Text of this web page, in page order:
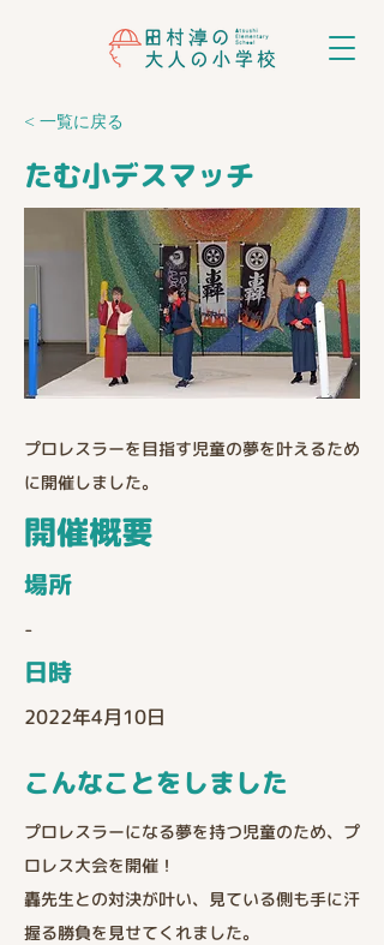
< 一覧に戻る
たむ小デスマッチ
プロレスラーを目指す児童の夢を叶えるため
に開催しました。
開催概要
場所
-
​日時
2022年4月10日
こんなことをしました
プロレスラーになる夢を持つ児童のため、プ
ロレス大会を開催！
轟先生との対決が叶い、見ている側も手に汗
握る勝負を見せてくれました。